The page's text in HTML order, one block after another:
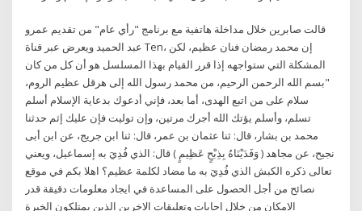
قالت صابرين خلال مداخلة هاتفية مع برنامج "رأي عام" من تقديم عمرو
عبد الحميد ويعرض عبر قناة Ten، إن محمد رمضان فنان عظيم، لكن
المشكلة التي ستواجهه إذا قرر القيام بهذا المسلسل هو أن كل من كان
"بسم الله الرحمن الرحيم، من محمد رسول الله إلى هرقل عظيم الروم،
سلام على من اتبع الهدى، أما بعد، فإني أدعوك بدعاية الإسلام أسلم
تسلم، وأسلم يؤتك الله أجرك مرتين، وإن توليت فإن عليك إثم حدثنا
محمد بن بشار، قال: ثنا عثمان بن عمر، قال: ثنا ابن جريج، عن ابن أبى
نجيح، عن مجاهد ( وَفَدَيْنَاهُ بِذِبْحٍ عَظِيمٍ ) قال: الذي فُدِيَ به إسماعيل، ويعني
تعالى ذكره الكبش الذي فُدِيَ به ما مضاد لكلمة عظيم؟ اهلا بكم في موقع
نصائح من أجل الحصول على المساعدة في ايجاد معلومات دقيقة قدر
الإمكان من خلال إجابات وتعليقات الاخرين الذين يمتلكون الخبرة